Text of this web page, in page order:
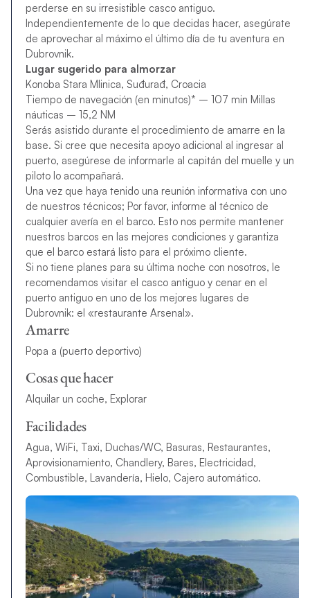
perderse en su irresistible casco antiguo.
Independientemente de lo que decidas hacer, asegúrate
de aprovechar al máximo el último día de tu aventura en
Dubrovnik.
Lugar sugerido para almorzar
Konoba Stara Mlinica, Suđurađ, Croacia
Tiempo de navegación (en minutos)* – 107 min Millas
náuticas – 15,2 NM
Serás asistido durante el procedimiento de amarre en la
base. Si cree que necesita apoyo adicional al ingresar al
puerto, asegúrese de informarle al capitán del muelle y un
piloto lo acompañará.
Una vez que haya tenido una reunión informativa con uno
de nuestros técnicos; Por favor, informe al técnico de
cualquier avería en el barco. Esto nos permite mantener
nuestros barcos en las mejores condiciones y garantiza
que el barco estará listo para el próximo cliente.
Si no tiene planes para su última noche con nosotros, le
recomendamos visitar el casco antiguo y cenar en el
puerto antiguo en uno de los mejores lugares de
Dubrovnik: el «restaurante Arsenal».
Amarre
Popa a (puerto deportivo)
Cosas que hacer
Alquilar un coche, Explorar
Facilidades
Agua, WiFi, Taxi, Duchas/WC, Basuras, Restaurantes,
Aprovisionamiento, Chandlery, Bares, Electricidad,
Combustible, Lavandería, Hielo, Cajero automático.